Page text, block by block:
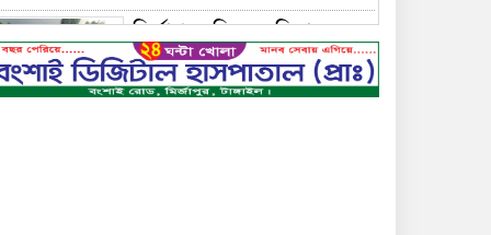
মির্জাপুরে বিলে অভিযান,
অবৈধ চায়না দুয়ারি জাল
ধ্বংস